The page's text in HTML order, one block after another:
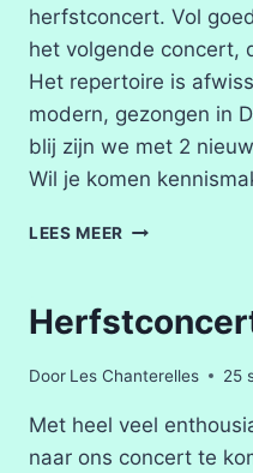
herfstconcert. Vol
het volgende concert,
Het repertoire is
modern, gezongen in
blij zijn we met 2
Wil je komen
LEES MEER BLIJ
Door Les Chanterelles 25
Met heel veel
naar ons concert te